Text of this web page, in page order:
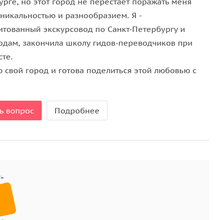
отдохновение».
Поездка занимает 1 час 15 мин. Также мы можем
поездку на автомобиле или минивэне с
сообщении. Поездка на авто займет около 2
и разнообразием. Я -
экскурсовод по Санкт-Петербургу и
закончила школу гидов-переводчиков при
город и готова поделиться этой любовью с
вопрос Подробнее